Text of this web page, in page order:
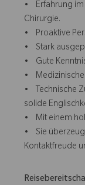
• Erfahrung im
Chirurgie.
• Proaktive
• Stark
• Gute
• Medizinische
• Technische
solide
• Mit einem
• Sie
Kontaktfreude